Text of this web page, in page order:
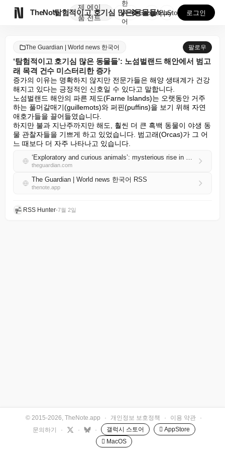
TheNote
제
품
에이
전트
‘탐험적이고 호기심 많은 동물들’: 노섬벌랜드 해안에서...
한
국
어
GooglePlay
AppStore 로그인
The Guardian | World news 한국어 팔로우
‘탐험적이고 호기심 많은 동물들’: 노섬벌랜드 해안에서 범고
래 목격 건수 미스터리한 증가
증가의 이유는 명확하지 않지만 전문가들은 해양 생태계가 건강
해지고 있다는 긍정적인 신호일 수 있다고 말합니다.
노섬벌랜드 해안의 파른 제도(Farne Islands)는 오랫동안 거주
하는 풀머갈매기(guillemots)와 퍼핀(puffins)을 보기 위해 자연
애호가들을 끌어들였습니다.
하지만 불과 지난주까지만 해도, 훨씬 더 큰 흑백 동물이 야생 동
물 관찰자들을 기쁘게 하고 있었습니다. 범고래(Orcas)가 그 어
느 때보다 더 자주 나타나고 있습니다.
‘Exploratory and curious animals’: mysterious rise in orca sightings off Northumberland coast
theguardian.com
The Guardian | World news 한국어 RSS
thenote.app
RSS Hunter•7월 2일
© 2015-2026, TheNote.app · 개인정보 보호정책 · 이용 약관
·
문의하기
· · · 갤럭시 스토어
 AppStore
 MacOS